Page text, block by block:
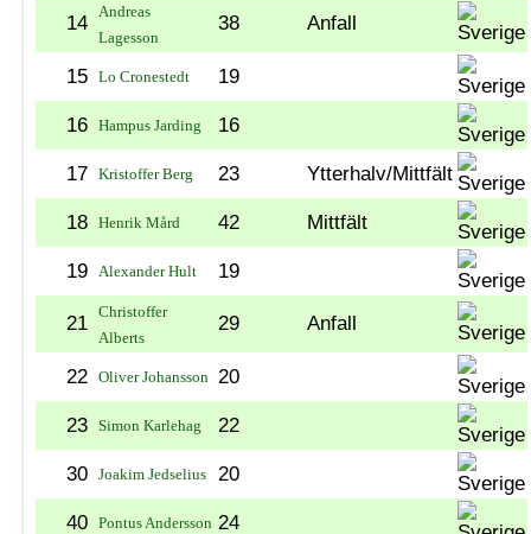
14
Andreas
Lagesson
38 Anfall
15 Lo Cronestedt 19
16 Hampus Jarding 16
17 Kristoffer Berg 23 Ytterhalv/Mittfält
18 Henrik Mård 42 Mittfält
19 Alexander Hult 19
21
Christoffer
Alberts
29 Anfall
22 Oliver Johansson 20
23 Simon Karlehag 22
30 Joakim Jedselius 20
40 Pontus Andersson 24